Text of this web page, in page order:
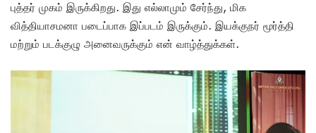
புத்தர் முகம் இருக்கிறது. இது எல்லாமும் சேர்ந்து, மிக
வித்தியாசமனா படைப்பாக இப்படம் இருக்கும். இயக்குநர் மூர்த்தி
மற்றும் படக்குழு அனைவருக்கும் என் வாழ்த்துக்கள்.